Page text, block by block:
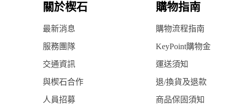
關於楔石 購物指南
最新消息 購物流程指南
服務團隊 KeyPoint購物金
交通資訊 運送須知
與楔石合作 退/換貨及退款
人員招募 商品保固須知